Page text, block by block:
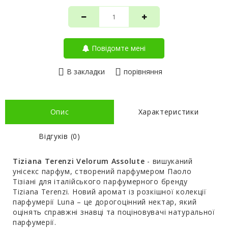
Повідомте мені
В закладки порівняння
Опис Характеристики
Відгуків (0)
Tiziana Terenzi Velorum Assolute - вишуканий
унісекс парфум, створений парфумером Паоло
Тізіані для італійського парфумерного бренду
Tiziana Terenzi. Новий аромат із розкішної колекції
парфумерії Luna – це дорогоцінний нектар, який
оцінять справжні знавці та поціновувачі натуральної
парфумерії.